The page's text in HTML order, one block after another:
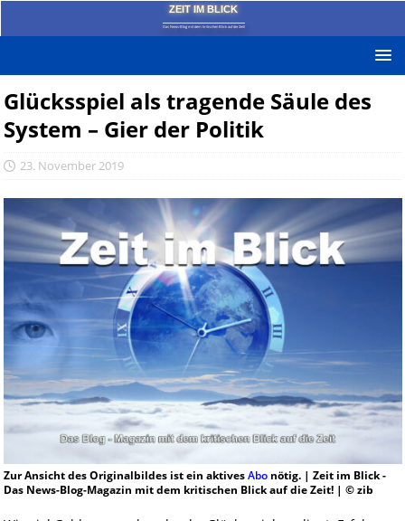
ZEIT IM BLICK
Das News-Blog mit dem kritischen Blick auf die Zeit!
Glücksspiel als tragende Säule des
System – Gier der Politik
23. November 2019
Zur Ansicht des Originalbildes ist ein aktivesAbonötig. | Zeit im Blick -
Das News-Blog-Magazin mit dem kritischen Blick auf die Zeit! | © zib